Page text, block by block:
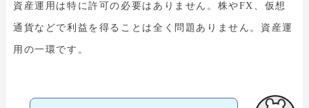
資産運用は特に許可の必要はありません。株やFX、仮想
通貨などで利益を得ることは全く問題ありません。資産運
用の一環です。